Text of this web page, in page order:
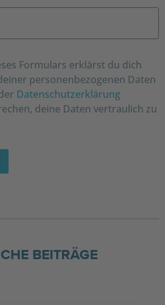
Formulars erklärst du dich
personenbezogenen Daten
Datenschutzerklärung
deine Daten vertraulich zu
BEITRÄGE